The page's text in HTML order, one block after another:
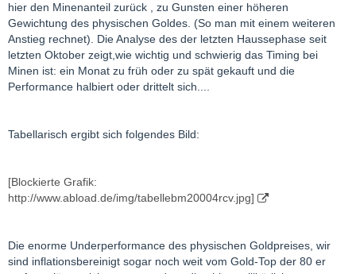
hier den Minenanteil zurück , zu Gunsten einer höheren
Gewichtung des physischen Goldes. (So man mit einem weiteren
Anstieg rechnet). Die Analyse des der letzten Haussephase seit
letzten Oktober zeigt,wie wichtig und schwierig das Timing bei
Minen ist: ein Monat zu früh oder zu spät gekauft und die
Performance halbiert oder drittelt sich....
Tabellarisch ergibt sich folgendes Bild:
[Blockierte Grafik:
http://www.abload.de/img/tabellebm20004rcv.jpg]
Die enorme Underperformance des physischen Goldpreises, wir
sind inflationsbereinigt sogar noch weit vom Gold-Top der 80 er